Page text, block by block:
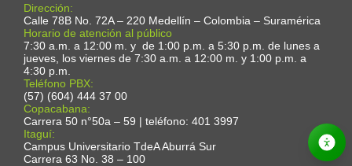
Dirección:
Calle 78B No. 72A – 220 Medellín – Colombia – Suramérica
Horario de atención al público
7:30 a.m. a 12:00 m. y de 1:00 p.m. a 5:30 p.m. de lunes a
jueves, los viernes de 7:30 a.m. a 12:00 m. y 1:00 p.m. a
4:30 p.m.
Teléfono PBX:
(57) (604) 444 37 00
Copacabana:
Carrera 50 n°50a – 59 | teléfono: 401 3997
Itaguí:
Campus Universitario TdeA Aburrá Sur
Carrera 63 No. 38 – 100